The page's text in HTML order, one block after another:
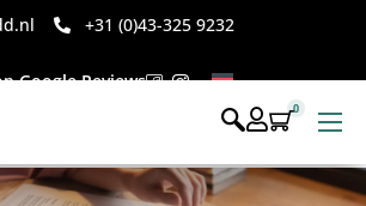
+31 (0)43-325 9232
Google Reviews
0